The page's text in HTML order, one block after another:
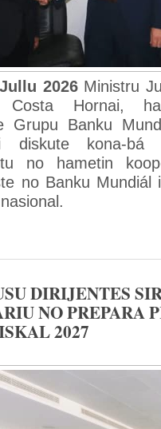
2026 Ministru
Hornai,
Grupu Banku
diskute kona-bá
no hametin
no Banku Mundiál
DIRIJENTES
NO PREPARA
2027